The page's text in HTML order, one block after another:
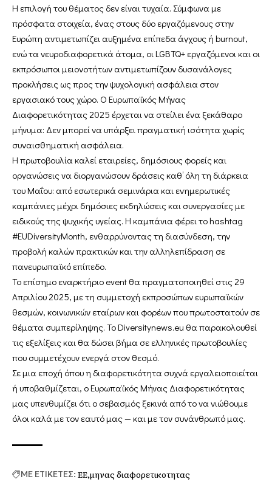
Η επιλογή του θέματος δεν είναι τυχαία. Σύμφωνα με
πρόσφατα στοιχεία, ένας στους δύο εργαζόμενους στην
Ευρώπη αντιμετωπίζει αυξημένα επίπεδα άγχους ή burnout,
ενώ τα νευροδιαφορετικά άτομα, οι LGBTQ+ εργαζόμενοι και οι
εκπρόσωποι μειονοτήτων αντιμετωπίζουν δυσανάλογες
προκλήσεις ως προς την ψυχολογική ασφάλεια στον
εργασιακό τους χώρο. Ο Ευρωπαϊκός Μήνας
Διαφορετικότητας 2025 έρχεται να στείλει ένα ξεκάθαρο
μήνυμα: Δεν μπορεί να υπάρξει πραγματική ισότητα χωρίς
συναισθηματική ασφάλεια.
Η πρωτοβουλία καλεί εταιρείες, δημόσιους φορείς και
οργανώσεις να διοργανώσουν δράσεις καθ’ όλη τη διάρκεια
του Μαΐου: από εσωτερικά σεμινάρια και ενημερωτικές
καμπάνιες μέχρι δημόσιες εκδηλώσεις και συνεργασίες με
ειδικούς της ψυχικής υγείας. Η καμπάνια φέρει το hashtag
#EUDiversityMonth, ενθαρρύνοντας τη διασύνδεση, την
προβολή καλών πρακτικών και την αλληλεπίδραση σε
πανευρωπαϊκό επίπεδο.
Το επίσημο εναρκτήριο event θα πραγματοποιηθεί στις 29
Απριλίου 2025, με τη συμμετοχή εκπροσώπων ευρωπαϊκών
θεσμών, κοινωνικών εταίρων και φορέων που πρωτοστατούν σε
θέματα συμπερίληψης. Το Diversitynews.eu θα παρακολουθεί
τις εξελίξεις και θα δώσει βήμα σε ελληνικές πρωτοβουλίες
που συμμετέχουν ενεργά στον θεσμό.
Σε μια εποχή όπου η διαφορετικότητα συχνά εργαλειοποιείται
ή υποβαθμίζεται, ο Ευρωπαϊκός Μήνας Διαφορετικότητας
μας υπενθυμίζει ότι ο σεβασμός ξεκινά από το να νιώθουμε
όλοι καλά με τον εαυτό μας — και με τον συνάνθρωπό μας.
ΜΕ ΕΤΙΚΕΤΕΣ: ΕΕ μηνας διαφορετικοτητας